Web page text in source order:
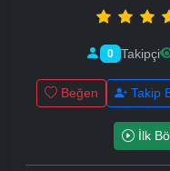
0 Takipçi
Beğen Takip
İlk